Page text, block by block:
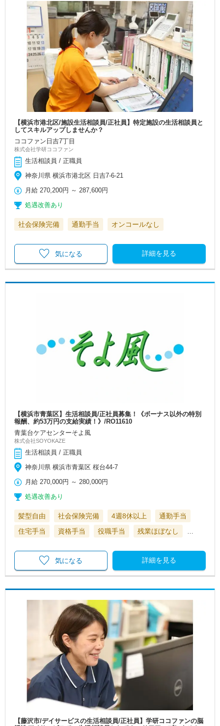
【横浜市港北区/施設生活相談員/正社員】特定施設の生活相談員と
してスキルアップしませんか？
ココファン日吉7丁目
株式会社学研ココファン
生活相談員 / 正職員
神奈川県 横浜市港北区 日吉7-6-21
月給 270,200円 ～ 287,600円
処遇改善あり
社会保険完備 通勤手当 オンコールなし
詳細を見る
気になる
【横浜市青葉区】生活相談員/正社員募集！《ボーナス以外の特別
報酬、約53万円の支給実績！》/RO11610
青葉台ケアセンターそよ風
株式会社SOYOKAZE
生活相談員 / 正職員
神奈川県 横浜市青葉区 桜台44-7
月給 270,000円 ～ 280,000円
処遇改善あり
髪型自由 社会保険完備 4週8休以上
通勤手当
住宅手当
資格手当 役職手当 残業ほぼなし
詳細を見る
気になる
【藤沢市/デイサービスの生活相談員/正社員】学研ココファンの脳